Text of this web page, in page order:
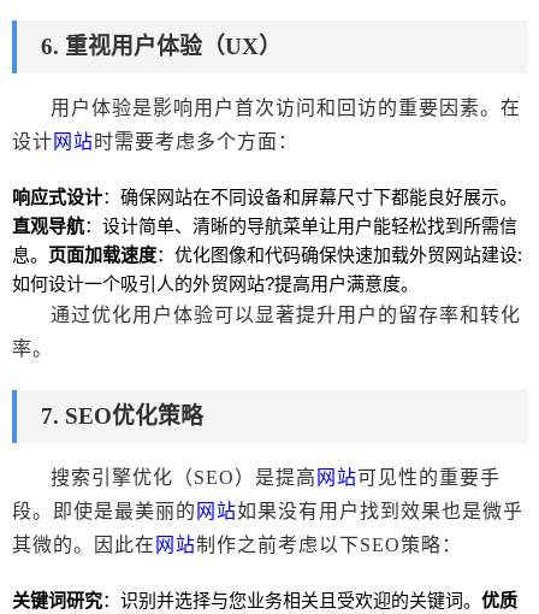
6. 重视用户体验（UX）
用户体验是影响用户首次访问和回访的重要因素。在
设计 网站时需要考虑多个方面：
响应式设计：确保网站在不同设备和屏幕尺寸下都能良好展示。
直观导航：设计简单、清晰的导航菜单让用户能轻松找到所需信
息。 页面加载速度：优化图像和代码确保快速加载外贸网站建设:
如何设计一个吸引人的外贸网站?提高用户满意度。
通过优化用户体验可以显著提升用户的留存率和转化
率。
7. SEO优化策略
搜索引擎优化（SEO）是提高 网站可见性的重要手
段。即使是最美丽的 网站如果没有用户找到效果也是微乎
其微的。因此在 网站制作之前考虑以下SEO策略：
关键词研究：识别并选择与您业务相关且受欢迎的关键词。 优质